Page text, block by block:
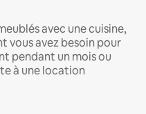
avec une cuisine,
vous avez besoin pour
pendant un mois ou
à une location